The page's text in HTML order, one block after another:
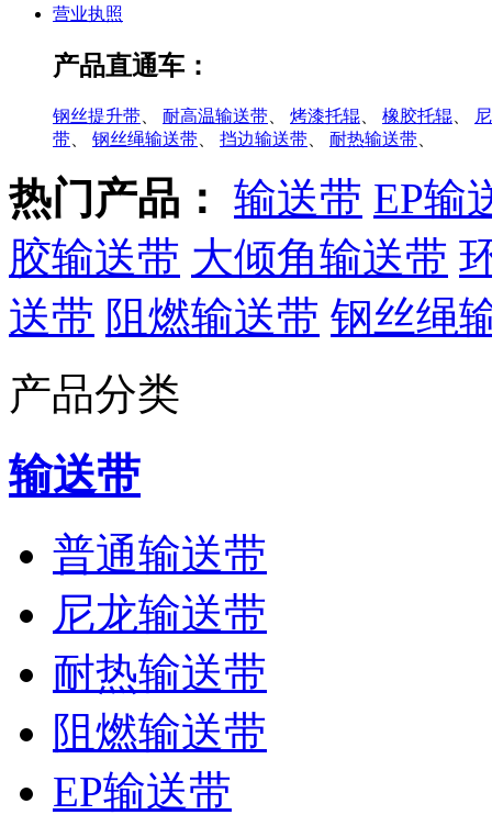
营业执照
产品直通车：
钢丝提升带 耐高温输送带 烤漆托辊 橡胶托辊
带
钢丝绳输送带 挡边输送带 耐热输送带
热门产品： 输送带 EP输
胶输送带 大倾角输送带
送带 阻燃输送带 钢丝绳
产品分类
输送带
普通输送带
尼龙输送带
耐热输送带
阻燃输送带
EP输送带